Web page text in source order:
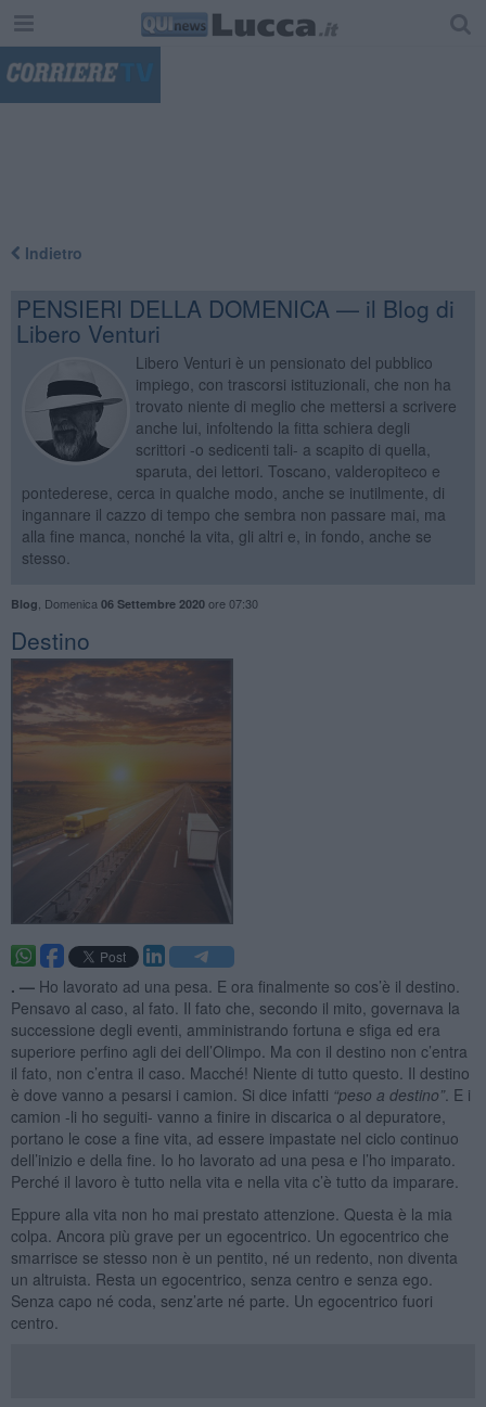
Indietro
PENSIERI DELLA DOMENICA — il Blog di
Libero Venturi
Libero Venturi è un pensionato del pubblico
impiego, con trascorsi istituzionali, che non ha
trovato niente di meglio che mettersi a scrivere
anche lui, infoltendo la fitta schiera degli
scrittori -o sedicenti tali- a scapito di quella,
sparuta, dei lettori. Toscano, valderopiteco e
pontederese, cerca in qualche modo, anche se inutilmente, di
ingannare il cazzo di tempo che sembra non passare mai, ma
alla fine manca, nonché la vita, gli altri e, in fondo, anche se
stesso.
Blog Domenica 06 Settembre 2020ore 07:30
Destino
. — Ho lavorato ad una pesa. E ora finalmente so cos’è il destino.
Pensavo al caso, al fato. Il fato che, secondo il mito, governava la
successione degli eventi, amministrando fortuna e sfiga ed era
superiore perfino agli dei dell’Olimpo. Ma con il destino non c’entra
il fato, non c’entra il caso. Macché! Niente di tutto questo. Il destino
è dove vanno a pesarsi i camion. Si dice infatti “peso a destino”. E i
camion -li ho seguiti- vanno a finire in discarica o al depuratore,
portano le cose a fine vita, ad essere impastate nel ciclo continuo
dell’inizio e della fine. Io ho lavorato ad una pesa e l’ho imparato.
Perché il lavoro è tutto nella vita e nella vita c’è tutto da imparare.
Eppure alla vita non ho mai prestato attenzione. Questa è la mia
colpa. Ancora più grave per un egocentrico. Un egocentrico che
smarrisce se stesso non è un pentito, né un redento, non diventa
un altruista. Resta un egocentrico, senza centro e senza ego.
Senza capo né coda, senz’arte né parte. Un egocentrico fuori
centro.